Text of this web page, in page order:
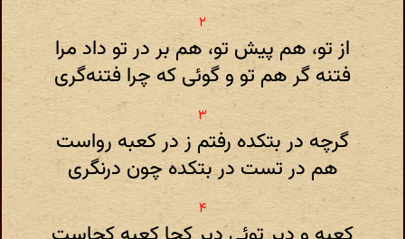
از تو، هم پیش تو، هم بر در تو داد مرا
فتنه گر هم تو و گوئی که چرا فتنه‌گری
گرچه در بتکده رفتم ز در کعبه رواست
هم در تست در بتکده چون درنگری